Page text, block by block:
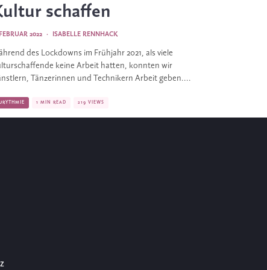
schaffen
ISABELLE RENNHACK
·
2022
des Lockdowns im Frühjahr 2021, als viele
keine Arbeit hatten, konnten wir
Tänzerinnen und Technikern Arbeit geben....
1 MIN READ 219 VIEWS